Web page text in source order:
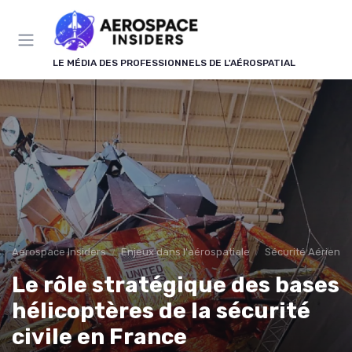
LE MÉDIA DES PROFESSIONNELS DE L'AÉROSPATIAL
Aerospace Insiders Enjeux dans l'aérospatiale Sécurité Aérienne
Le rôle stratégique des bases
hélicoptères de la sécurité
civile en France
Panneau de gestion des cookies